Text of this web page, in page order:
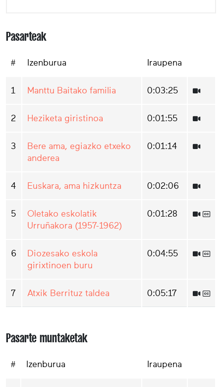
Pasarteak
# Izenburua Iraupena
1 Manttu Baitako familia 0:03:25
2 Heziketa giristinoa 0:01:55
3
Bere ama, egiazko etxeko
anderea
0:01:14
4 Euskara, ama hizkuntza 0:02:06
5
Oletako eskolatik
Urruñakora (1957-1962)
0:01:28
6
Diozesako eskola
girixtinoen buru
0:04:55
7 Atxik Berrituz taldea 0:05:17
Pasarte muntaketak
# Izenburua Iraupena